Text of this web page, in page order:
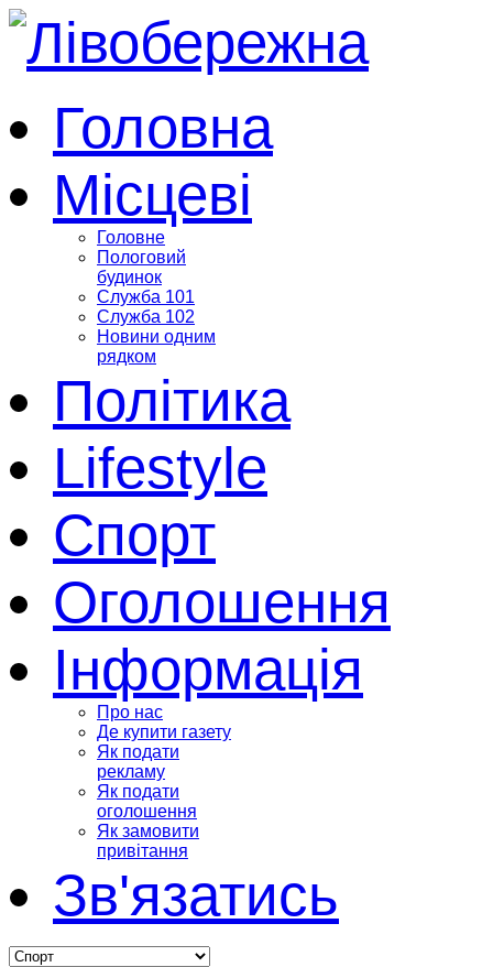
Головна
Місцеві
Головне
Пологовий
будинок
Служба 101
Служба 102
Новини одним
рядком
Політика
Lifestyle
Спорт
Оголошення
Інформація
Про нас
Де купити газету
Як подати
рекламу
Як подати
оголошення
Як замовити
привітання
Зв'язатись